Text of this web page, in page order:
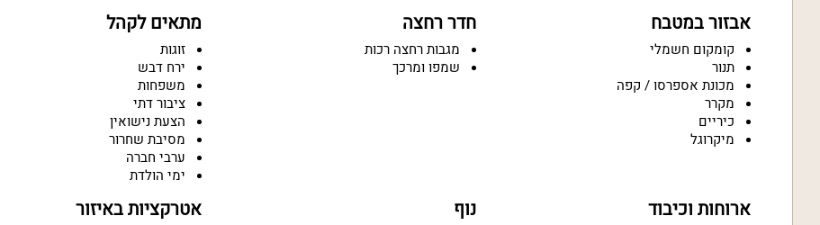
אבזור במטבח
קומקום חשמלי
תנור
מכונת אספרסו / קפה
מקרר
כיריים
מיקרוגל
חדר רחצה
מגבות רחצה רכות
שמפו ומרכך
מתאים לקהל
זוגות
ירח דבש
משפחות
ציבור דתי
הצעת נישואין
מסיבת שחרור
ערבי חברה
ימי הולדת
ארוחות וכיבוד נוף אטרקציות באיזור